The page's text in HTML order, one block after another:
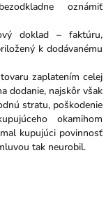
oznámiť
doklad – faktúru,
k dodávanému
zaplatením celej
dodanie, najskôr však
stratu, poškodenie
okamihom
kupujúci povinnosť
tak neurobil.